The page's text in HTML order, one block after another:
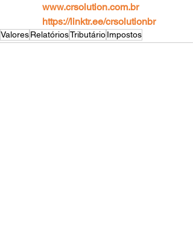
www.crsolution.com.br
https://linktr.ee/crsolutionbr
ValoresRelatóriosTributárioImpostos